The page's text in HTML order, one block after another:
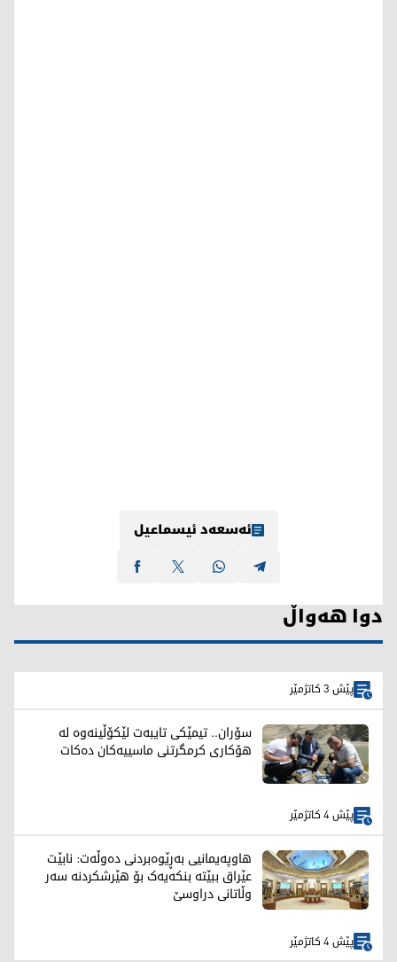
ئەسعەد ئیسماعیل
دوا هەواڵ
پێش 3 کاتژمێر
سۆران.. تیمێکی تایبەت لێکۆڵینەوە لە
هۆکاری کرمگرتنی ماسییەکان دەکات
پێش 4 کاتژمێر
هاوپەیمانیی بەڕێوەبردنی دەوڵەت: نابێت
عێراق ببێتە بنکەیەک بۆ هێرشکردنە سەر
وڵاتانی دراوسێ
پێش 4 کاتژمێر